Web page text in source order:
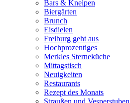
Bars & Kneipen
Biergärten
Brunch
Eisdielen
Freiburg geht aus
Hochprozentiges
Merkles Sterneküche
Mittagstisch
Neuigkeiten
Restaurants
Rezept des Monats